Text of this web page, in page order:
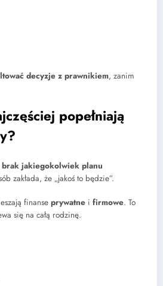
decyzje z prawnikiem, zanim
popełniają
brak jakiegokolwiek planu
zakłada, że „jakoś to będzie”.
finanse prywatne i firmowe. To
się na całą rodzinę.